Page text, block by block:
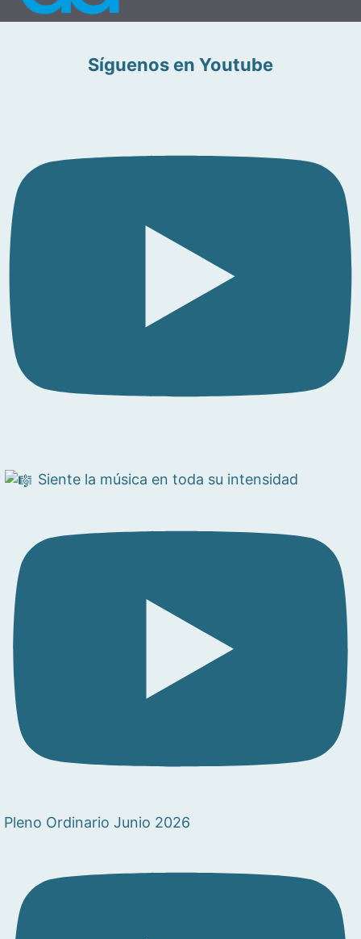
Síguenos en Youtube
Siente la música en toda su intensidad
Pleno Ordinario Junio 2026